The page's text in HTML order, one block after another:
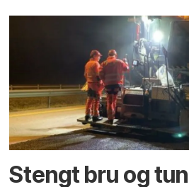
Stengt bru og